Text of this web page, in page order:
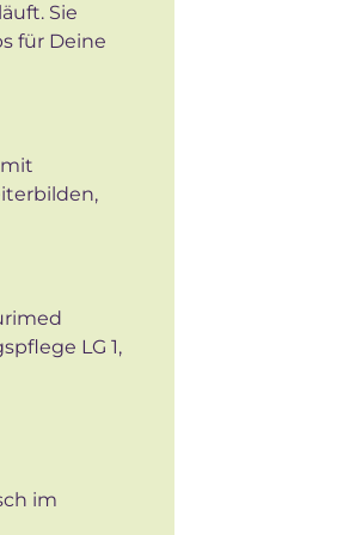
Sie
für Deine
LG 1,
im